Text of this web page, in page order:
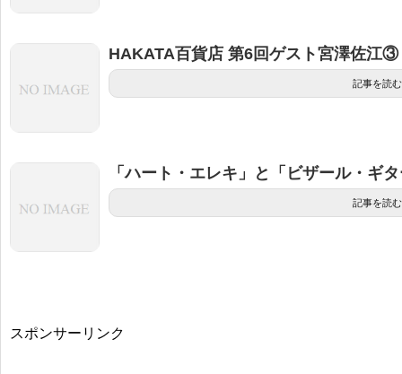
HAKATA百貨店 第6回ゲスト宮澤佐江③
記事を読む
「ハート・エレキ」と「ビザール・ギ
記事を読む
スポンサーリンク